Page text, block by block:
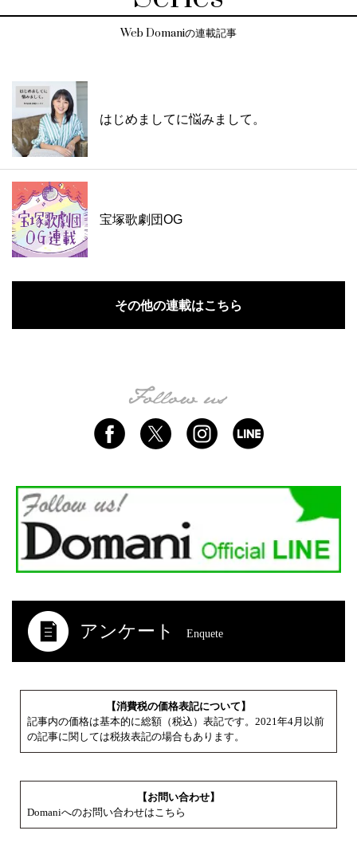
Web Domaniの連載記事
はじめましてに悩みまして。
宝塚歌劇団OG
その他の連載はこちら
アンケート Enquete
【消費税の価格表記について】
記事内の価格は基本的に総額（税込）表記です。2021年4月以前
の記事に関しては税抜表記の場合もあります。
【お問い合わせ】
Domaniへのお問い合わせはこちら